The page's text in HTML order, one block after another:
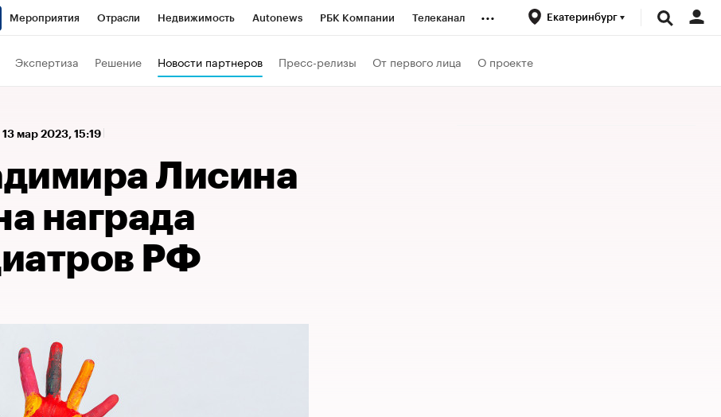
Мероприятия Отрасли Недвижимость Autonews РБК Компании Телеканал
Технологии и медиа
... Екатеринбург
Экспертиза Решение Новости партнеров Пресс-релизы От первого лица О проекте
13 мар 2023, 15:19
Лисина
награда
РФ